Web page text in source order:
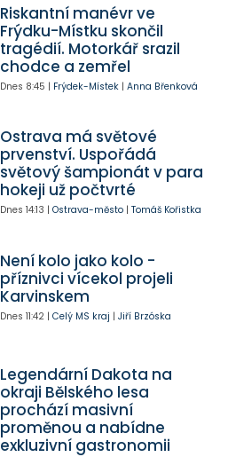
Riskantní manévr ve
Frýdku-Místku skončil
tragédií. Motorkář srazil
chodce a zemřel
Dnes 8:45 | Frýdek-Místek| Anna Břenková
Ostrava má světové
prvenství. Uspořádá
světový šampionát v para
hokeji už počtvrté
Dnes 14:13 | Ostrava-město| Tomáš Kořistka
Není kolo jako kolo -
příznivci vícekol projeli
Karvinskem
Dnes 11:42| Celý MS kraj | Jiří Brzóska
Legendární Dakota na
okraji Bělského lesa
prochází masivní
proměnou a nabídne
exkluzivní gastronomii